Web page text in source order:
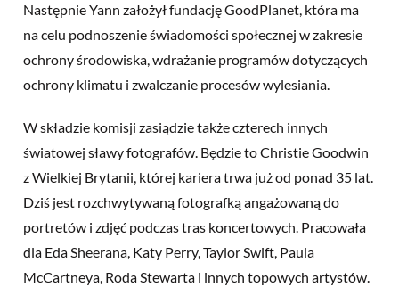
Następnie Yann założył fundację GoodPlanet, która ma
na celu podnoszenie świadomości społecznej w zakresie
ochrony środowiska, wdrażanie programów dotyczących
ochrony klimatu i zwalczanie procesów wylesiania.
W składzie komisji zasiądzie także czterech innych
światowej sławy fotografów. Będzie to Christie Goodwin
z Wielkiej Brytanii, której kariera trwa już od ponad 35 lat.
Dziś jest rozchwytywaną fotografką angażowaną do
portretów i zdjęć podczas tras koncertowych. Pracowała
dla Eda Sheerana, Katy Perry, Taylor Swift, Paula
McCartneya, Roda Stewarta i innych topowych artystów.